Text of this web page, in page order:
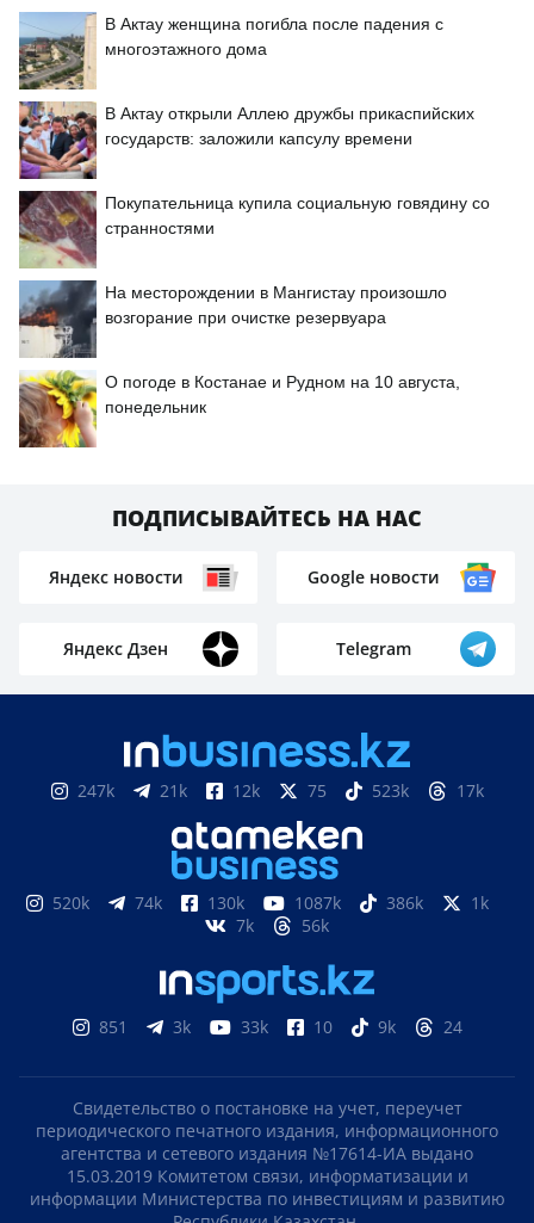
В Актау женщина погибла после падения с
многоэтажного дома
В Актау открыли Аллею дружбы прикаспийских
государств: заложили капсулу времени
Покупательница купила социальную говядину со
странностями
На месторождении в Мангистау произошло
возгорание при очистке резервуара
О погоде в Костанае и Рудном на 10 августа,
понедельник
ПОДПИСЫВАЙТЕСЬ НА НАС
Яндекс новости Google новости
Яндекс Дзен Telegram
247k 21k 12k 75 523k 17k
520k 74k 130k 1087k 386k
1k
7k
56k
851 3k 33k 10 9k 24
Свидетельство о постановке на учет, переучет
периодического печатного издания, информационного
агентства и сетевого издания №17614-ИА выдано
15.03.2019 Комитетом связи, информатизации и
информации Министерства по инвестициям и развитию